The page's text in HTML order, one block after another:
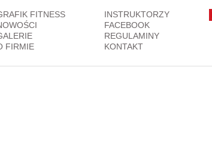
FITNESS
FIRMIE
INSTRUKTORZY
FACEBOOK
REGULAMINY
KONTAKT